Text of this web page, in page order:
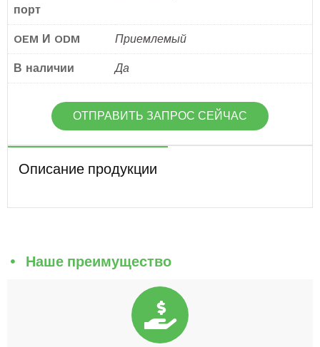
порт
OEM И ODM Приемлемый
В наличии Да
ОТПРАВИТЬ ЗАПРОС СЕЙЧАС
Описание продукции
Наше преимущество